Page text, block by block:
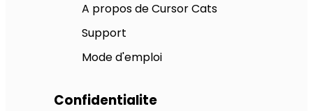
A propos de Cursor Cats
Support
Mode d'emploi
Confidentialite